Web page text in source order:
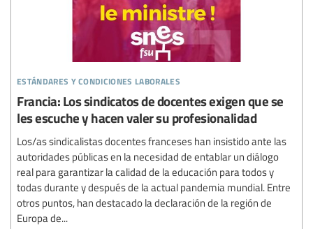
estándares y condiciones laborales
Francia: Los sindicatos de docentes exigen que se
les escuche y hacen valer su profesionalidad
Los/as sindicalistas docentes franceses han insistido ante las
autoridades públicas en la necesidad de entablar un diálogo
real para garantizar la calidad de la educación para todos y
todas durante y después de la actual pandemia mundial. Entre
otros puntos, han destacado la declaración de la región de
Europa de...